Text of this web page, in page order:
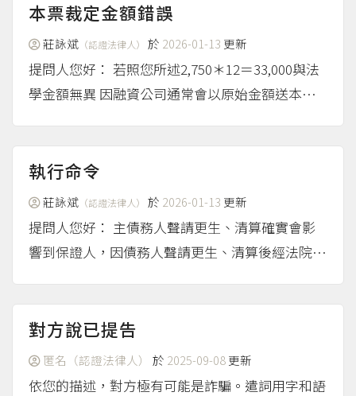
這邊的通訊交易是指企業經營者以廣播、電視、電
話、傳真、型錄...
（more...）
本票裁定金額錯誤
莊詠斌 （認證法律人） 於 2026-01-13 更新
提問人您好： 若照您所述2,750＊12＝33,000與法
學金額無異 因融資公司通常會以原始金額送本票
本票裁定僅係作為強制執行之執行名義，建議您先
與債權方確認後續正常繳款是否會聲請強制執行...
（more...）
執行命令
莊詠斌 （認證法律人） 於 2026-01-13 更新
提問人您好： 主債務人聲請更生、清算確實會影
響到保證人，因債務人聲請更生、清算後經法院裁
止，對於債權人失去保障，此時債權人即有權向保
證人進行催收及後續法務程序。消費者債務清理條
例第71條 若您本身亦...
對方說已提告
匿名（認證法律人） 於 2025-09-08更新
依您的描述，對方極有可能是詐騙。遣詞用字和語